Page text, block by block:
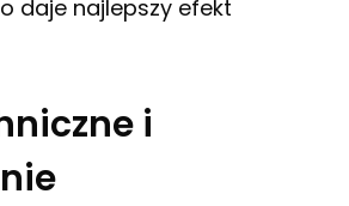
daje najlepszy efekt
i